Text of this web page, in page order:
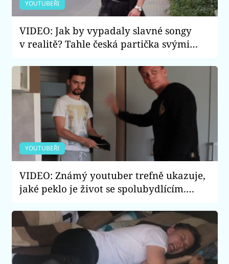
YOUTUBEŘI
VIDEO: Jak by vypadaly slavné songy
v realitě? Tahle česká partička svými
YOUTUBEŘI
VIDEO: Známý youtuber trefně ukazuje,
jaké peklo je život se spolubydlícím.
bydlet sami